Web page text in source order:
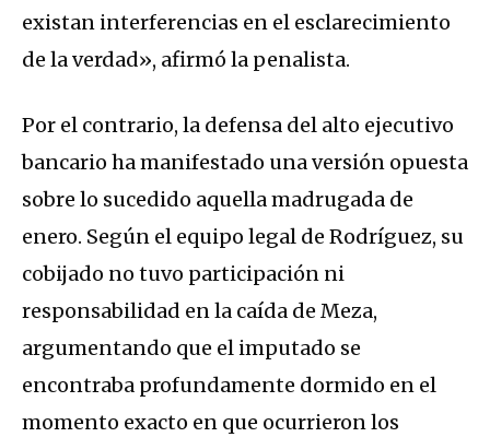
existan interferencias en el esclarecimiento
de la verdad», afirmó la penalista.
Por el contrario, la defensa del alto ejecutivo
bancario ha manifestado una versión opuesta
sobre lo sucedido aquella madrugada de
enero. Según el equipo legal de Rodríguez, su
cobijado no tuvo participación ni
responsabilidad en la caída de Meza,
argumentando que el imputado se
encontraba profundamente dormido en el
momento exacto en que ocurrieron los